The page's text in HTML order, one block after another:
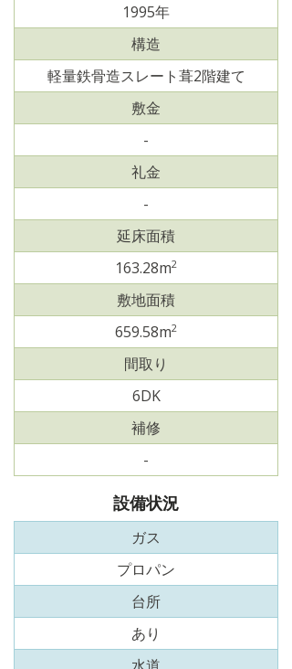
1995年
構造
軽量鉄骨造スレート葺2階建て
敷金
-
礼金
-
延床面積
163.28m2
敷地面積
659.58m2
間取り
6DK
補修
-
設備状況
ガス
プロパン
台所
あり